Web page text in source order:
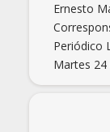
Ernesto
Periódico
Martes 24